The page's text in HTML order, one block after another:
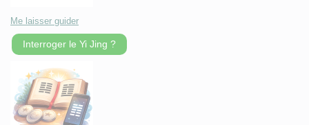
Me laisser guider
Interroger le Yi Jing ?